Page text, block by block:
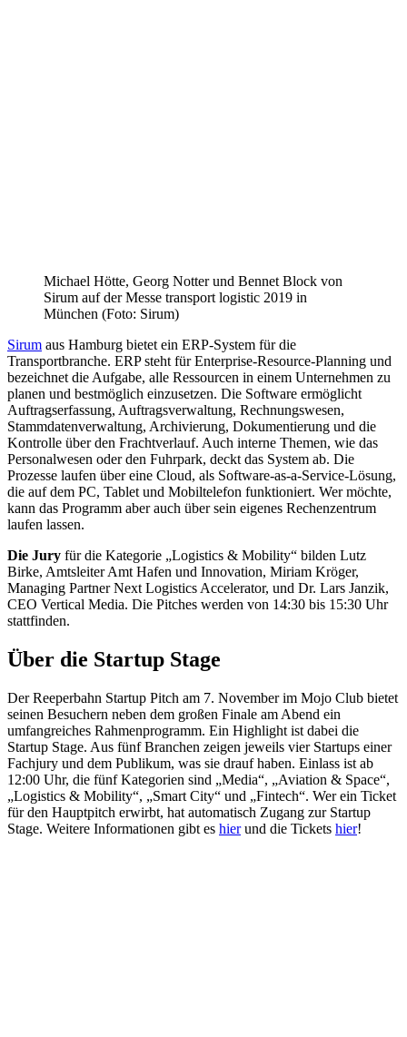
Michael Hötte, Georg Notter und Bennet Block von
Sirum auf der Messe transport logistic 2019 in
München (Foto: Sirum)
Sirum aus Hamburg bietet ein ERP-System für die
Transportbranche. ERP steht für Enterprise-Resource-Planning und
bezeichnet die Aufgabe, alle Ressourcen in einem Unternehmen zu
planen und bestmöglich einzusetzen. Die Software ermöglicht
Auftragserfassung, Auftragsverwaltung, Rechnungswesen,
Stammdatenverwaltung, Archivierung, Dokumentierung und die
Kontrolle über den Frachtverlauf. Auch interne Themen, wie das
Personalwesen oder den Fuhrpark, deckt das System ab. Die
Prozesse laufen über eine Cloud, als Software-as-a-Service-Lösung,
die auf dem PC, Tablet und Mobiltelefon funktioniert. Wer möchte,
kann das Programm aber auch über sein eigenes Rechenzentrum
laufen lassen.
Die Jury für die Kategorie „Logistics & Mobility“ bilden Lutz
Birke, Amtsleiter Amt Hafen und Innovation, Miriam Kröger,
Managing Partner Next Logistics Accelerator, und Dr. Lars Janzik,
CEO Vertical Media. Die Pitches werden von 14:30 bis 15:30 Uhr
stattfinden.
Über die Startup Stage
Der Reeperbahn Startup Pitch am 7. November im Mojo Club bietet
seinen Besuchern neben dem großen Finale am Abend ein
umfangreiches Rahmenprogramm. Ein Highlight ist dabei die
Startup Stage. Aus fünf Branchen zeigen jeweils vier Startups einer
Fachjury und dem Publikum, was sie drauf haben. Einlass ist ab
12:00 Uhr, die fünf Kategorien sind „Media“, „Aviation & Space“,
„Logistics & Mobility“, „Smart City“ und „Fintech“. Wer ein Ticket
für den Hauptpitch erwirbt, hat automatisch Zugang zur Startup
Stage. Weitere Informationen gibt es hierund die Tickets hier!